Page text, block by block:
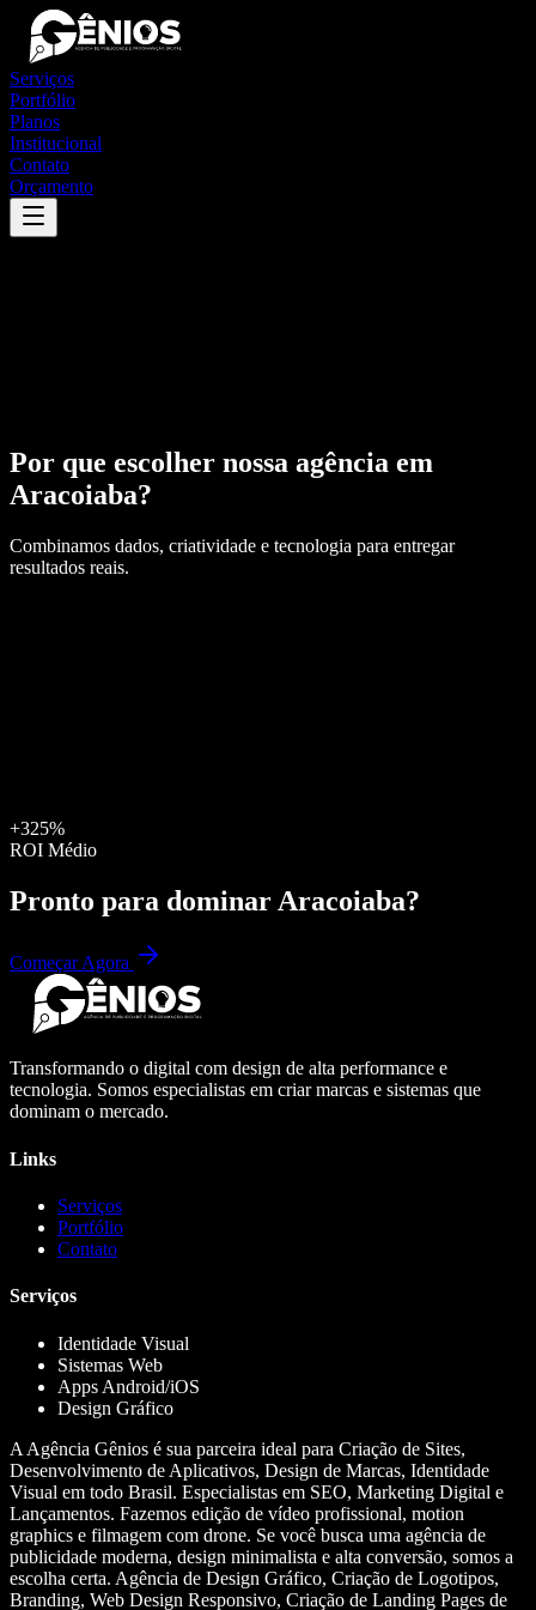
Serviços
Portfólio
Planos
Institucional
Contato
Orçamento
Por que escolher nossa agência em
Aracoiaba?
Combinamos dados, criatividade e tecnologia para entregar
resultados reais.
+325%
ROI Médio
Pronto para dominar Aracoiaba?
Começar Agora
Transformando o digital com design de alta performance e
tecnologia. Somos especialistas em criar marcas e sistemas que
dominam o mercado.
Links
Serviços
Portfólio
Contato
Serviços
Identidade Visual
Sistemas Web
Apps Android/iOS
Design Gráfico
A Agência Gênios é sua parceira ideal para Criação de Sites,
Desenvolvimento de Aplicativos, Design de Marcas, Identidade
Visual em todo Brasil. Especialistas em SEO, Marketing Digital e
Lançamentos. Fazemos edição de vídeo profissional, motion
graphics e filmagem com drone. Se você busca uma agência de
publicidade moderna, design minimalista e alta conversão, somos a
escolha certa. Agência de Design Gráfico, Criação de Logotipos,
Branding, Web Design Responsivo, Criação de Landing Pages de